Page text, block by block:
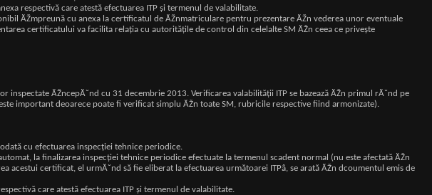
respectivă care atestă efectuarea ITP şi termenul de valabilitate.
ĂŽmpreună cu anexa la certificatul de ĂŽnmatriculare pentru prezentare ĂŽn vederea unor eventuale
certificatului va facilita relaţia cu autorităţile de control din celelalte SM ĂŽn ceea ce priveşte
ĂŽncepĂ˘nd cu 31 decembrie 2013. Verificarea valabilităţii ITP se bazează ĂŽn primul rĂ˘nd pe
important deoarece poate fi verificat simplu ĂŽn toate SM, rubricile respective fiind armonizate).
cu efectuarea inspecției tehnice periodice.
la finalizarea inspecţiei tehnice periodice efectuate la termenul scadent normal (nu este afectată ĂŽn
certificat, el urmĂ˘nd să fie eliberat la efectuarea următoarei ITPâ, se arată ĂŽn dcoumentul emis de
care atestă efectuarea ITP şi termenul de valabilitate.